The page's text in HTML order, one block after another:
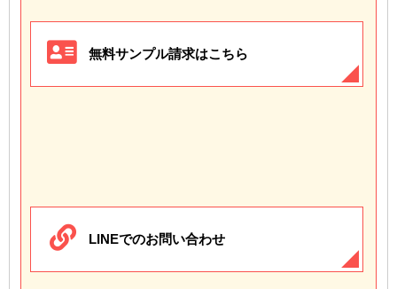
無料サンプル請求はこちら
LINEでのお問い合わせ